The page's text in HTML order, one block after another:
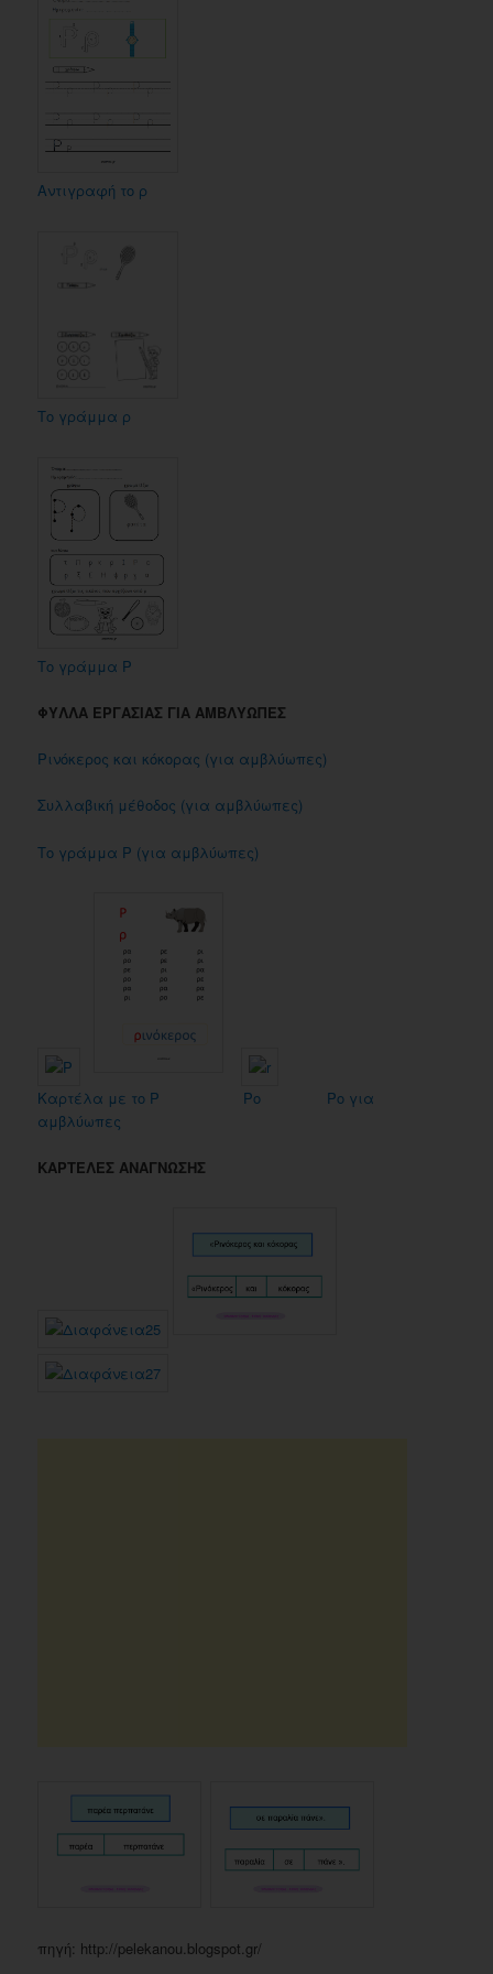
Αντιγραφή το ρ
Το γράμμα ρ
Το γράμμα Ρ
ΦΥΛΛΑ ΕΡΓΑΣΙΑΣ ΓΙΑ ΑΜΒΛΥΩΠΕΣ
Ρινόκερος και κόκορας (για αμβλύωπες)
Συλλαβική μέθοδος (για αμβλύωπες)
Το γράμμα Ρ (για αμβλύωπες)
Καρτέλα με το Ρ Ρο
Ρο για
αμβλύωπες
ΚΑΡΤΕΛΕΣ ΑΝΑΓΝΩΣΗΣ
πηγή: http://pelekanou.blogspot.gr/